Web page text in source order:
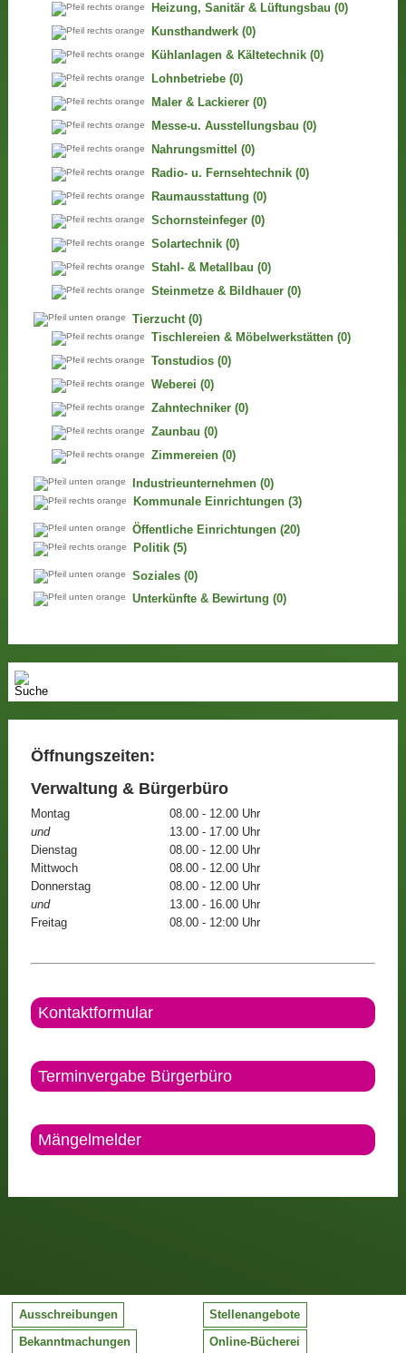
Heizung, Sanitär & Lüftungsbau (0)
Kunsthandwerk (0)
Kühlanlagen & Kältetechnik (0)
Lohnbetriebe (0)
Maler & Lackierer (0)
Messe-u. Ausstellungsbau (0)
Nahrungsmittel (0)
Radio- u. Fernsehtechnik (0)
Raumausstattung (0)
Schornsteinfeger (0)
Solartechnik (0)
Stahl- & Metallbau (0)
Steinmetze & Bildhauer (0)
Tierzucht (0)
Tischlereien & Möbelwerkstätten (0)
Tonstudios (0)
Weberei (0)
Zahntechniker (0)
Zaunbau (0)
Zimmereien (0)
Industrieunternehmen (0)
Kommunale Einrichtungen (3)
Öffentliche Einrichtungen (20)
Politik (5)
Soziales (0)
Unterkünfte & Bewirtung (0)
Öffnungszeiten:
Verwaltung & Bürgerbüro
Montag
08.00 - 12.00 Uhr
und
13.00 - 17.00 Uhr
Dienstag
08.00 - 12.00 Uhr
Mittwoch
08.00 - 12.00 Uhr
Donnerstag
08.00 - 12.00 Uhr
und
13.00 - 16.00 Uhr
Freitag
08.00 - 12:00 Uhr
Kontaktformular
Terminvergabe Bürgerbüro
Mängelmelder
Ausschreibungen Stellenangebote
Bekanntmachungen Online-Bücherei